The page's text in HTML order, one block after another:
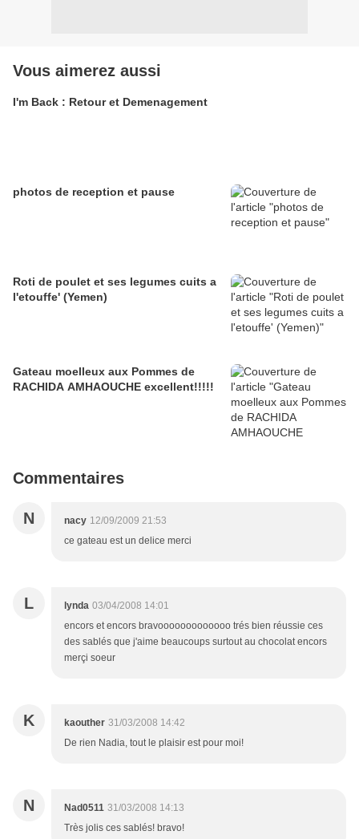
Vous aimerez aussi
I'm Back : Retour et Demenagement
photos de reception et pause
Roti de poulet et ses legumes cuits a
l'etouffe' (Yemen)
Gateau moelleux aux Pommes de
RACHIDA AMHAOUCHE excellent!!!!!
Commentaires
N nacy 12/09/2009 21:53
ce gateau est un delice merci
L lynda 03/04/2008 14:01
encors et encors bravooooooooooooo trés bien réussie ces
des sablés que j'aime beaucoups surtout au chocolat encors
merçi soeur
K kaouther 31/03/2008 14:42
De rien Nadia, tout le plaisir est pour moi!
N Nad0511 31/03/2008 14:13
Très jolis ces sablés! bravo!